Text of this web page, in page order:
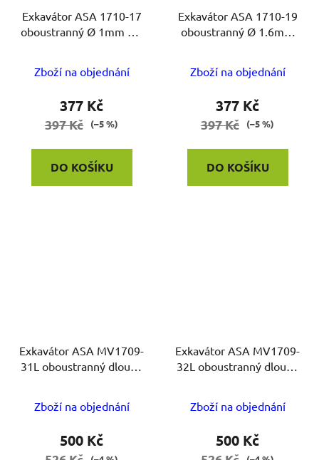
Exkavátor ASA 1710-17
oboustranný Ø 1mm SS.
Zboží na objednání
377 Kč
397 Kč (–5 %)
DO KOŠÍKU
Exkavátor ASA 1710-19
oboustranný Ø 1.6mm
Zboží na objednání
377 Kč
397 Kč (–5 %)
DO KOŠÍKU
Exkavátor ASA MV1709-
31L oboustranný dlouhý
Zboží na objednání
500 Kč
Exkavátor ASA MV1709-
32L oboustranný dlouhý
Zboží na objednání
500 Kč